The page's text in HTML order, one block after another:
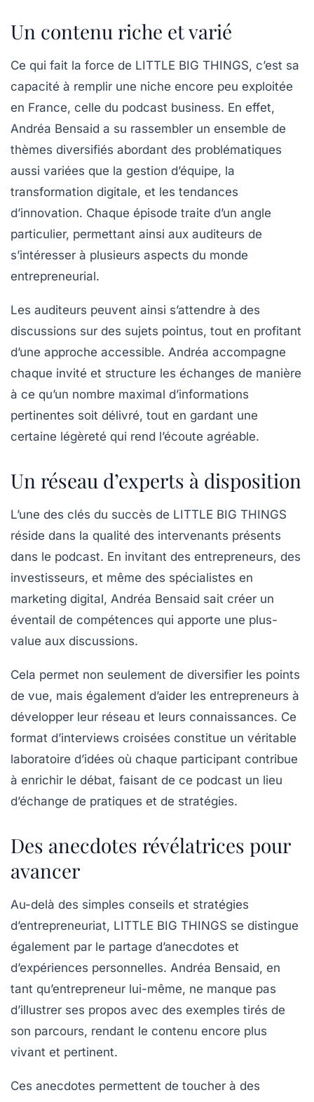
Un contenu riche et varié
Ce qui fait la force de LITTLE BIG THINGS, c’est sa
capacité à remplir une niche encore peu exploitée
en France, celle du podcast business. En effet,
Andréa Bensaid a su rassembler un ensemble de
thèmes diversifiés abordant des problématiques
aussi variées que la gestion d’équipe, la
transformation digitale, et les tendances
d’innovation. Chaque épisode traite d’un angle
particulier, permettant ainsi aux auditeurs de
s’intéresser à plusieurs aspects du monde
entrepreneurial.
Les auditeurs peuvent ainsi s’attendre à des
discussions sur des sujets pointus, tout en profitant
d’une approche accessible. Andréa accompagne
chaque invité et structure les échanges de manière
à ce qu’un nombre maximal d’informations
pertinentes soit délivré, tout en gardant une
certaine légèreté qui rend l’écoute agréable.
Un réseau d’experts à disposition
L’une des clés du succès de LITTLE BIG THINGS
réside dans la qualité des intervenants présents
dans le podcast. En invitant des entrepreneurs, des
investisseurs, et même des spécialistes en
marketing digital, Andréa Bensaid sait créer un
éventail de compétences qui apporte une plus-
value aux discussions.
Cela permet non seulement de diversifier les points
de vue, mais également d’aider les entrepreneurs à
développer leur réseau et leurs connaissances. Ce
format d’interviews croisées constitue un véritable
laboratoire d’idées où chaque participant contribue
à enrichir le débat, faisant de ce podcast un lieu
d’échange de pratiques et de stratégies.
Des anecdotes révélatrices pour
avancer
Au-delà des simples conseils et stratégies
d’entrepreneuriat, LITTLE BIG THINGS se distingue
également par le partage d’anecdotes et
d’expériences personnelles. Andréa Bensaid, en
tant qu’entrepreneur lui-même, ne manque pas
d’illustrer ses propos avec des exemples tirés de
son parcours, rendant le contenu encore plus
vivant et pertinent.
Ces anecdotes permettent de toucher à des